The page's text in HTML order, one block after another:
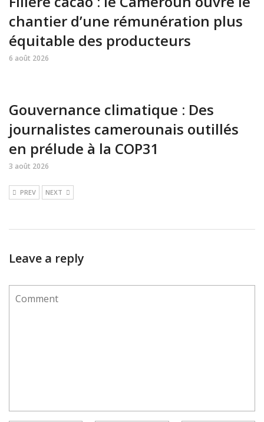
chantier d’une rémunération plus
équitable des producteurs
6 août 2026
Gouvernance climatique : Des
journalistes camerounais outillés
en prélude à la COP31
3 août 2026
PREV NEXT
Leave a reply